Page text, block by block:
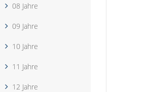
08 Jahre
09 Jahre
10 Jahre
11 Jahre
12 Jahre